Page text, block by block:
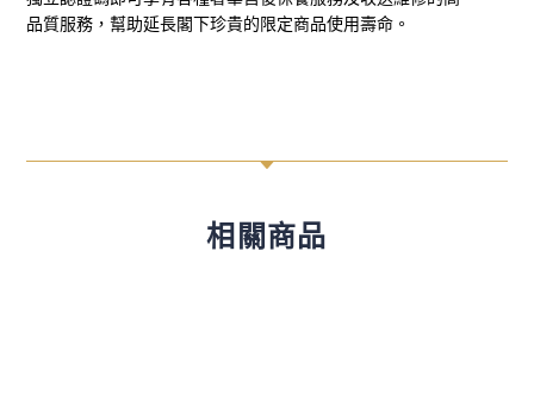
品質服務，幫助延長閣下珍貴的限定商品使用壽命。
C
相關商品